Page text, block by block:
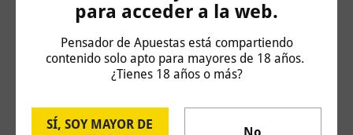
para acceder a la web.
Pensador de Apuestas está compartiendo
contenido solo apto para mayores de 18 años.
¿Tienes 18 años o más?
SÍ, SOY MAYOR DE
No